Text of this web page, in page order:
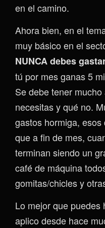
en el camino.
Ahora bien, en el
muy básico en el
NUNCA debes
tú por mes ganas 5
Se debe tener
necesitas y qué no.
gastos hormiga,
que a fin de mes,
terminan siendo un
café de máquina
gomitas/chicles y
Lo mejor que puedes
aplico desde hace